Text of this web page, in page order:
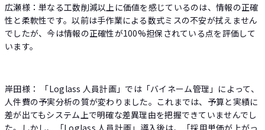
広瀬様：単なる工数削減以上に価値を感じているのは、情報の正確
性と柔軟性です。以前は手作業による数式ミスの不安が拭えません
でしたが、今は情報の正確性が100%担保されている点を評価して
います。
岸田様： 「Loglass 人員計画」では「バイネーム管理」によって、
人件費の予実分析の質が変わりました。これまでは、予算と実績に
差が出てもシステム上で明確な差異理由を把握できていませんでし
た。しかし、「Loglass 人員計画」導入後は、「採用単価が上がっ